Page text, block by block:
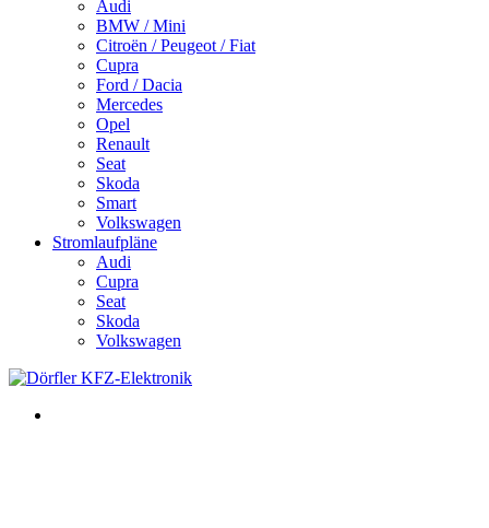
Audi
BMW / Mini
Citroën / Peugeot / Fiat
Cupra
Ford / Dacia
Mercedes
Opel
Renault
Seat
Skoda
Smart
Volkswagen
Stromlaufpläne
Audi
Cupra
Seat
Skoda
Volkswagen